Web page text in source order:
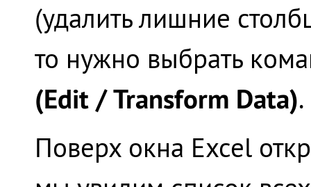
(удалить лишние
то нужно выбрать
(Edit / Transform Data).
Поверх окна Excel